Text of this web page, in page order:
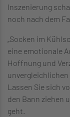
Inszenierung
noch nach dem
„Socken im
eine emotionale
Hoffnung und
unvergleichlichen
Lassen Sie sich
den Bann ziehen
geht.